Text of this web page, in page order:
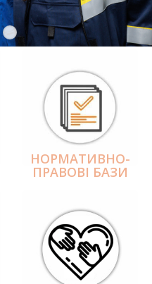
НОРМАТИВНО-
ПРАВОВІ БАЗИ